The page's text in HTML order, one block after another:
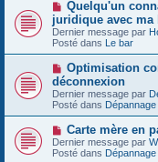
N
u
v
e
a
u
m
e
s
a
g
e
Quelqu'un
juridique avec ma
Dernier message par
Posté dans Le bar
N
o
u
v
e
a
u
m
e
Optimisation
déconnexion
Dernier message par
Posté dans Dépannage
N
o
u
v
Carte mère en
Dernier message par
Posté dans Dépannage